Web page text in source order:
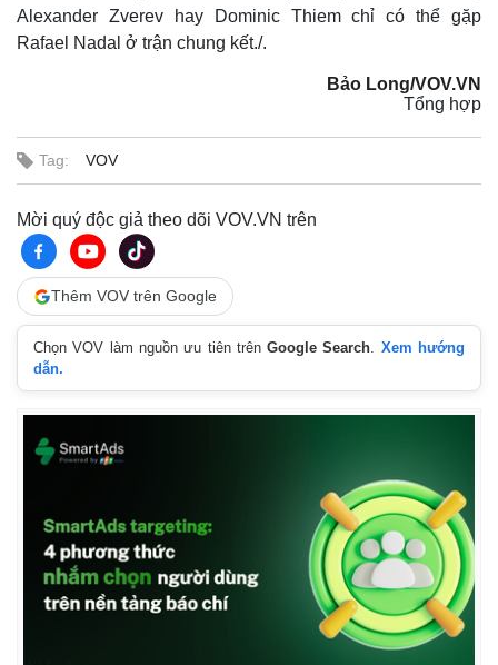
Alexander Zverev hay Dominic Thiem chỉ có thể gặp
Rafael Nadal ở trận chung kết./.
Bảo Long/VOV.VN
Tổng hợp
Tag: VOV
Mời quý độc giả theo dõi VOV.VN trên
Thêm VOV trên Google
Chọn VOV làm nguồn ưu tiên trênGoogle Search. Xem hướng
dẫn.